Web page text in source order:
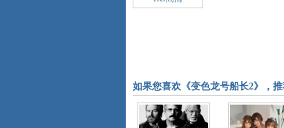
如果您喜欢《变色龙号船长2》，